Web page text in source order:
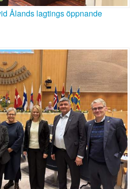
Ålands lagtings öppnande